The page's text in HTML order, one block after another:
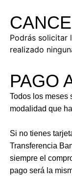
Podrás solicitar
realizado
PAGO
Todos los meses
modalidad que
Si no tienes
Transferencia
siempre el
pago será la